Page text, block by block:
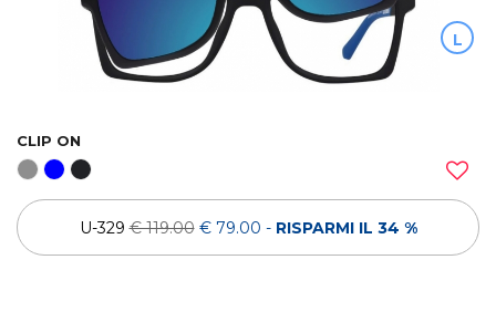
L
CLIP ON
U-329€ 119.00 € 79.00 - RISPARMI IL 34 %